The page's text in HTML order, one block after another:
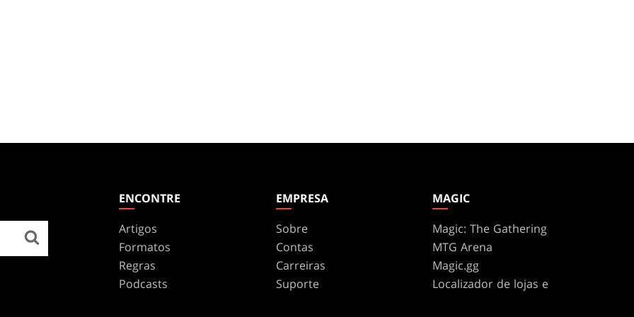
ENCONTRE
Artigos
Formatos
Regras
Podcasts
EMPRESA
Sobre
Contas
Carreiras
Suporte
MAGIC
Magic: The Gathering
MTG Arena
Magic.gg
Localizador de lojas e